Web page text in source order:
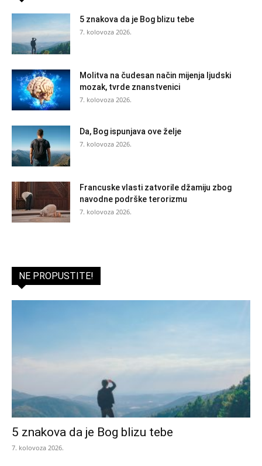
5 znakova da je Bog blizu tebe
7. kolovoza 2026.
Molitva na čudesan način mijenja ljudski
mozak, tvrde znanstvenici
7. kolovoza 2026.
Da, Bog ispunjava ove želje
7. kolovoza 2026.
Francuske vlasti zatvorile džamiju zbog
navodne podrške terorizmu
7. kolovoza 2026.
NE PROPUSTITE!
5 znakova da je Bog blizu tebe
7. kolovoza 2026.